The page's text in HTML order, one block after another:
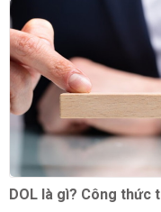
DOL là gì? Công thức